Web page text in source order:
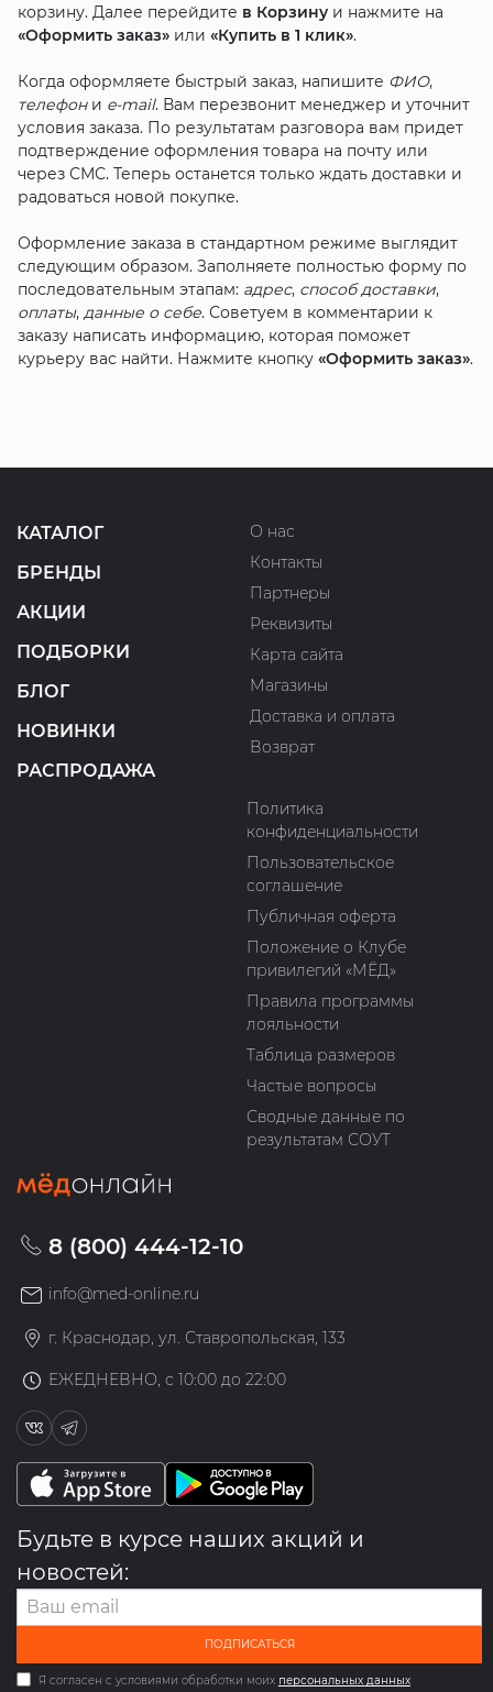
корзину. Далее перейдите в Корзинуи нажмите на
«Оформить заказ»или «Купить в 1 клик».
Когда оформляете быстрый заказ, напишите ФИО,
телефони e-mail. Вам перезвонит менеджер и уточнит
условия заказа. По результатам разговора вам придет
подтверждение оформления товара на почту или
через СМС. Теперь останется только ждать доставки и
радоваться новой покупке.
Оформление заказа в стандартном режиме выглядит
следующим образом. Заполняете полностью форму по
последовательным этапам: адрес, способ доставки,
оплаты, данные о себе. Советуем в комментарии к
заказу написать информацию, которая поможет
курьеру вас найти. Нажмите кнопку «Оформить заказ».
КАТАЛОГ
БРЕНДЫ
АКЦИИ
ПОДБОРКИ
БЛОГ
НОВИНКИ
РАСПРОДАЖА
О нас
Контакты
Партнеры
Реквизиты
Карта сайта
Магазины
Доставка и оплата
Возврат
Политика
конфиденциальности
Пользовательское
соглашение
Публичная оферта
Положение о Клубе
привилегий «МЁД»
Правила программы
лояльности
Таблица размеров
Частые вопросы
Сводные данные по
результатам СОУТ
8 (800) 444-12-10
info@med-online.ru
г. Краснодар, ул. Ставропольская, 133
ЕЖЕДНЕВНО, с 10:00 до 22:00
Будьте в курсе наших акций и
новостей:
ПОДПИСАТЬСЯ
Я согласен с условиями обработки моих персональных данных